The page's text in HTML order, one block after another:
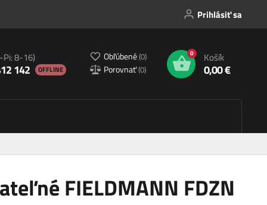
Prihlásiť sa
Pi: 8-16)
142 OFFLINE
Obľúbené(0)
Porovnať(0)
0 Košík
0,00 €
FIELDMANN FDZN